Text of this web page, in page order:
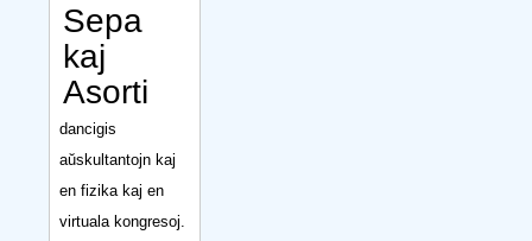
Sepa
kaj
Asorti
dancigis
aŭskultantojn kaj
en fizika kaj en
virtuala kongresoj.